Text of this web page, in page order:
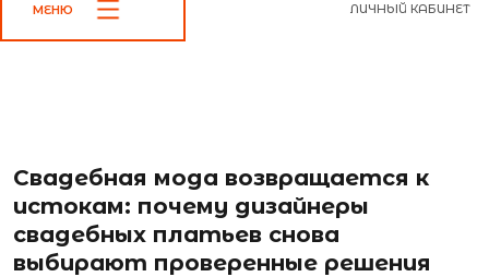
ЛИЧНЫЙ КАБИНЕТ
МЕНЮ
Свадебная мода возвращается к
истокам: почему дизайнеры
свадебных платьев снова
выбирают проверенные решения